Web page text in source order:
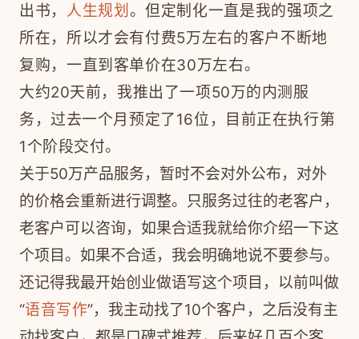
出书， 人生规划 。但定制化一直是我的强项之
所在，所以才会有付费5万左右的客户不断地
复购，一直到客单价在30万左右。
大约20天前，我推出了一项50万的内测 服
务，过去一个月预定了16位，目前正在执行第
1个阶段交付。
关于50万产品服务，暂时不会对外公布，对外
的价格会重新进行调整。只服务过往的老客户，
老客户可以咨询，如果合适我就给你介绍一下这
个项目。如果不合适，我会明确地说不要参与。
还记得我最开始创业做语写这个项目，以前叫做
“语音写作”，我主动找了10个客户，之后没有主